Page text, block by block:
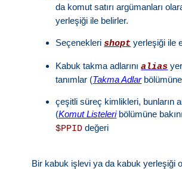
da komut satırı argümanları
yerleşiği ile belirler.
Seçeneklerishopt yerleşiği ile
Kabuk takma adlarınıalias
tanımlar (Takma Adlarbölümüne
çeşitli süreç kimlikleri, bunların
(Komut Listeleribölümüne
$PPID değeri
Bir kabuk işlevi ya da kabuk yerleşiği